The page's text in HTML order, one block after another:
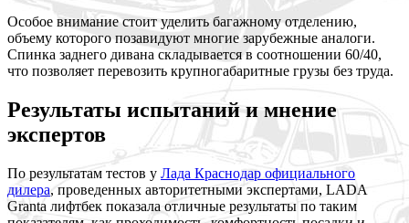
Особое внимание стоит уделить багажному отделению,
объему которого позавидуют многие зарубежные аналоги.
Спинка заднего дивана складывается в соотношении 60/40,
что позволяет перевозить крупногабаритные грузы без труда.
Результаты испытаний и мнение
экспертов
По результатам тестов у Лада Краснодар официального
дилера, проведенных авторитетными экспертами, LADA
Granta лифтбек показала отличные результаты по таким